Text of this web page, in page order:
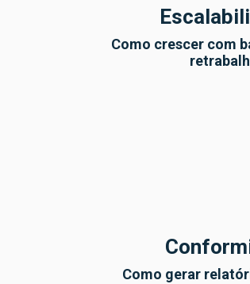
Como crescer com
Como gerar